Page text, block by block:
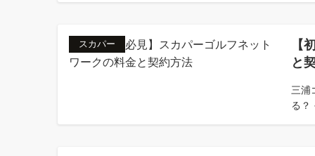
スカパー
【
と
三浦
る？